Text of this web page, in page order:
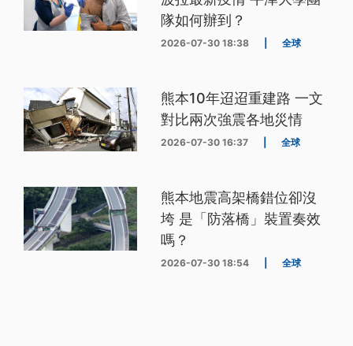
隊如何辦到？
2026-07-30 18:38 全球
熊本10年迢迢重建路 一文
對比兩次強震各地災情
2026-07-30 16:37 全球
熊本地震高架橋錯位卻沒
垮 是「防落橋」裝置奏效
嗎？
2026-07-30 18:54 全球